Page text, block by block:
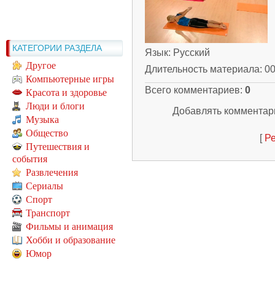
КАТЕГОРИИ РАЗДЕЛА
Другое
Компьютерные игры
Красота и здоровье
Люди и блоги
Музыка
Общество
Путешествия и
события
Развлечения
Сериалы
Спорт
Транспорт
Фильмы и анимация
Хобби и образование
Юмор
Язык: Русский
Длительность материала:
Всего комментариев: 0
Добавлять
[